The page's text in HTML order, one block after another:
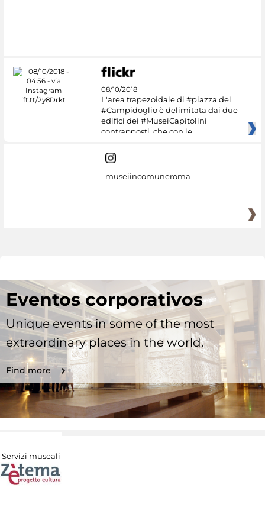
08/10/2018
L'area trapezoidale di #piazza del
#Campidoglio è delimitata dai due
edifici dei #MuseiCapitolini
contrapposti, che con le
museiincomuneroma
Eventos corporativos
Unique events in some of the most
extraordinary places in the world.
Find more
Servizi museali